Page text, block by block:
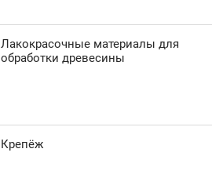
Лакокрасочные материалы для
обработки древесины
Крепёж